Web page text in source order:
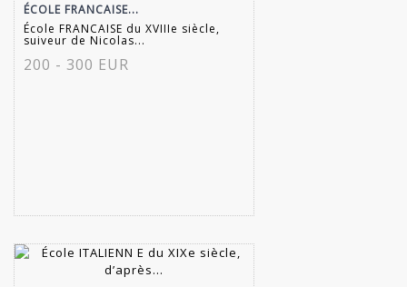
ÉCOLE FRANCAISE...
École FRANCAISE du XVIIIe siècle,
suiveur de Nicolas...
200 - 300 EUR